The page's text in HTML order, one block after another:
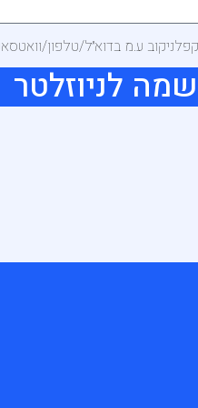
ע.מ בדוא״ל/טלפון/
לניוזלטר